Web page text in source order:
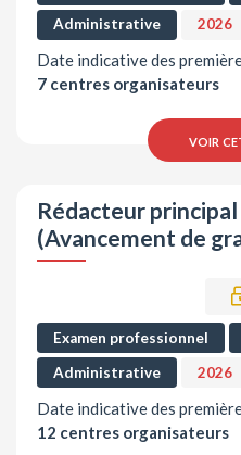
Administrative
2026
Date indicative des
7 centres organisateurs
voir
Rédacteur
(Avancement de
Examen professionnel
Administrative
2026
Date indicative des
12 centres organisateurs